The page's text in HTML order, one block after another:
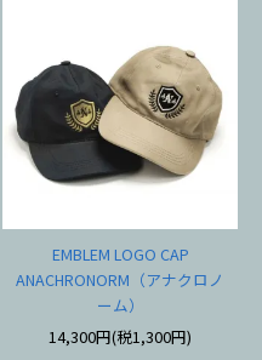
EMBLEM LOGO CAP
ANACHRONORM（アナクロノ
ーム）
14,300円(税1,300円)